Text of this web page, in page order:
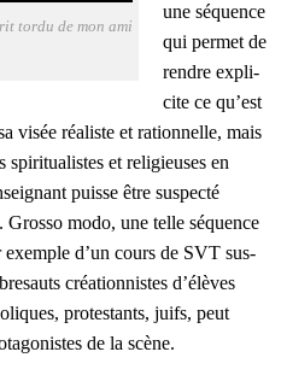
tor­du de mon ami
une séquence
qui per­met de
rendre expli­
cite ce qu’est
visée réa­liste et ration­nelle, mais
spi­ri­tua­listes et reli­gieuses en
puisse être sus­pec­té
Gros­so modo, une telle séquence
d’un cours de SVT sus­
créa­tion­nistes d’élèves
pro­tes­tants, juifs, peut
de la scène.